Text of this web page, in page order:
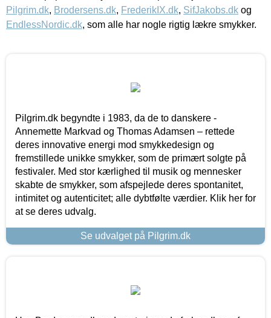
Pilgrim.dk, Brodersens.dk, FrederikIX.dk, SifJakobs.dk og
EndlessNordic.dk, som alle har nogle rigtig lækre smykker.
Pilgrim.dk begyndte i 1983, da de to danskere -
Annemette Markvad og Thomas Adamsen – rettede
deres innovative energi mod smykkedesign og
fremstillede unikke smykker, som de primært solgte på
festivaler. Med stor kærlighed til musik og mennesker
skabte de smykker, som afspejlede deres spontanitet,
intimitet og autenticitet; alle dybtfølte værdier. Klik her for
at se deres udvalg.
Se udvalget på Pilgrim.dk